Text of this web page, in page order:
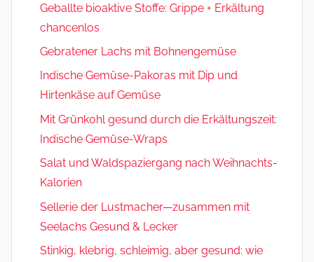
Geballte bioaktive Stoffe: Grippe + Erkältung
chancenlos
Gebratener Lachs mit Bohnengemüse
Indische Gemüse-Pakoras mit Dip und
Hirtenkäse auf Gemüse
Mit Grünkohl gesund durch die Erkältungszeit:
Indische Gemüse-Wraps
Salat und Waldspaziergang nach Weihnachts-
Kalorien
Sellerie der Lustmacher—zusammen mit
Seelachs Gesund & Lecker
Stinkig, klebrig, schleimig, aber gesund: wie